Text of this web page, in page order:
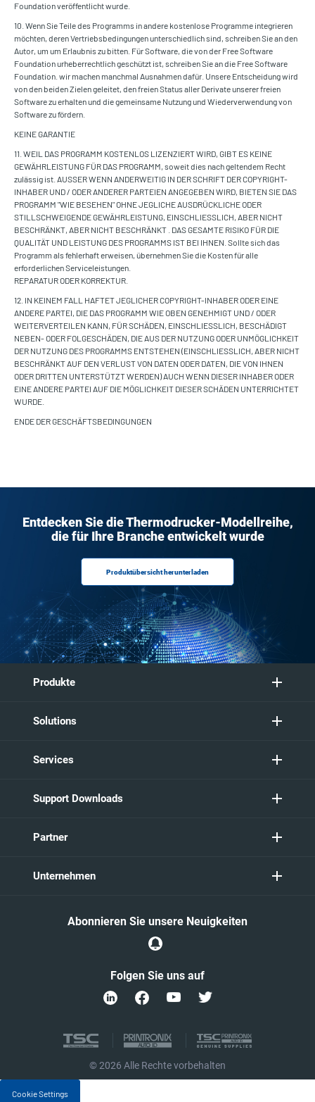
Foundation veröffentlicht wurde.
10. Wenn Sie Teile des Programms in andere kostenlose Programme integrieren
möchten, deren Vertriebsbedingungen unterschiedlich sind, schreiben Sie an den
Autor, um um Erlaubnis zu bitten. Für Software, die von der Free Software
Foundation urheberrechtlich geschützt ist, schreiben Sie an die Free Software
Foundation. wir machen manchmal Ausnahmen dafür. Unsere Entscheidung wird
von den beiden Zielen geleitet, den freien Status aller Derivate unserer freien
Software zu erhalten und die gemeinsame Nutzung und Wiederverwendung von
Software zu fördern.
KEINE GARANTIE
11. WEIL DAS PROGRAMM KOSTENLOS LIZENZIERT WIRD, GIBT ES KEINE
GEWÄHRLEISTUNG FÜR DAS PROGRAMM, soweit dies nach geltendem Recht
zulässig ist. AUSSER WENN ANDERWEITIG IN DER SCHRIFT DER COPYRIGHT-
INHABER UND / ODER ANDERER PARTEIEN ANGEGEBEN WIRD, BIETEN SIE DAS
PROGRAMM "WIE BESEHEN" OHNE JEGLICHE AUSDRÜCKLICHE ODER
STILLSCHWEIGENDE GEWÄHRLEISTUNG, EINSCHLIESSLICH, ABER NICHT
BESCHRÄNKT, ABER NICHT BESCHRÄNKT . DAS GESAMTE RISIKO FÜR DIE
QUALITÄT UND LEISTUNG DES PROGRAMMS IST BEI IHNEN. Sollte sich das
Programm als fehlerhaft erweisen, übernehmen Sie die Kosten für alle
erforderlichen Serviceleistungen.
REPARATUR ODER KORREKTUR.
12. IN KEINEM FALL HAFTET JEGLICHER COPYRIGHT-INHABER ODER EINE
ANDERE PARTEI, DIE DAS PROGRAMM WIE OBEN GENEHMIGT UND / ODER
WEITERVERTEILEN KANN, FÜR SCHÄDEN, EINSCHLIESSLICH, BESCHÄDIGT
NEBEN- ODER FOLGESCHÄDEN, DIE AUS DER NUTZUNG ODER UNMÖGLICHKEIT
DER NUTZUNG DES PROGRAMMS ENTSTEHEN (EINSCHLIESSLICH, ABER NICHT
BESCHRÄNKT AUF DEN VERLUST VON DATEN ODER DATEN, DIE VON IHNEN
ODER DRITTEN UNTERSTÜTZT WERDEN) AUCH WENN DIESER INHABER ODER
EINE ANDERE PARTEI AUF DIE MÖGLICHKEIT DIESER SCHÄDEN UNTERRICHTET
WURDE.
ENDE DER GESCHÄFTSBEDINGUNGEN
Entdecken Sie die Thermodrucker-Modellreihe,
die für Ihre Branche entwickelt wurde
Produktübersicht herunterladen
Produkte
Solutions
Services
Support Downloads
Partner
Unternehmen
Folgen Sie uns auf
Abonnieren Sie unsere Neuigkeiten
© 2026 Alle Rechte vorbehalten
Cookie Settings